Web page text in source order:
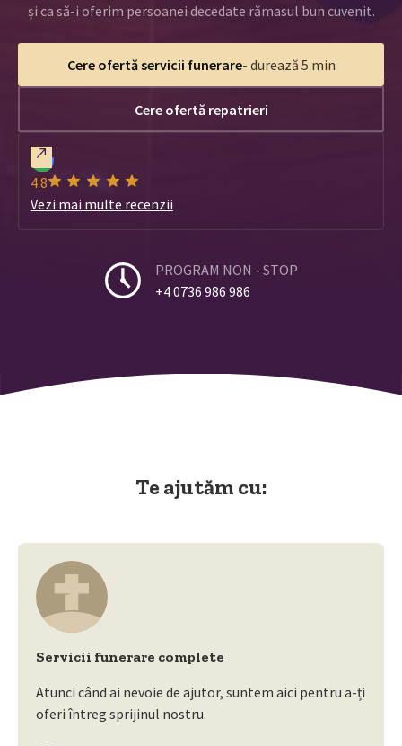
și ca să-i oferim persoanei decedate rămasul bun cuvenit.
Cere ofertă servicii funerare- durează 5 min
Cere ofertă repatrieri
4.8
Vezi mai multe recenzii
PROGRAM NON - STOP
+4 0736 986 986
Te ajutăm cu:
Servicii funerare complete
Atunci când ai nevoie de ajutor, suntem aici pentru a-ți
oferi întreg sprijinul nostru.